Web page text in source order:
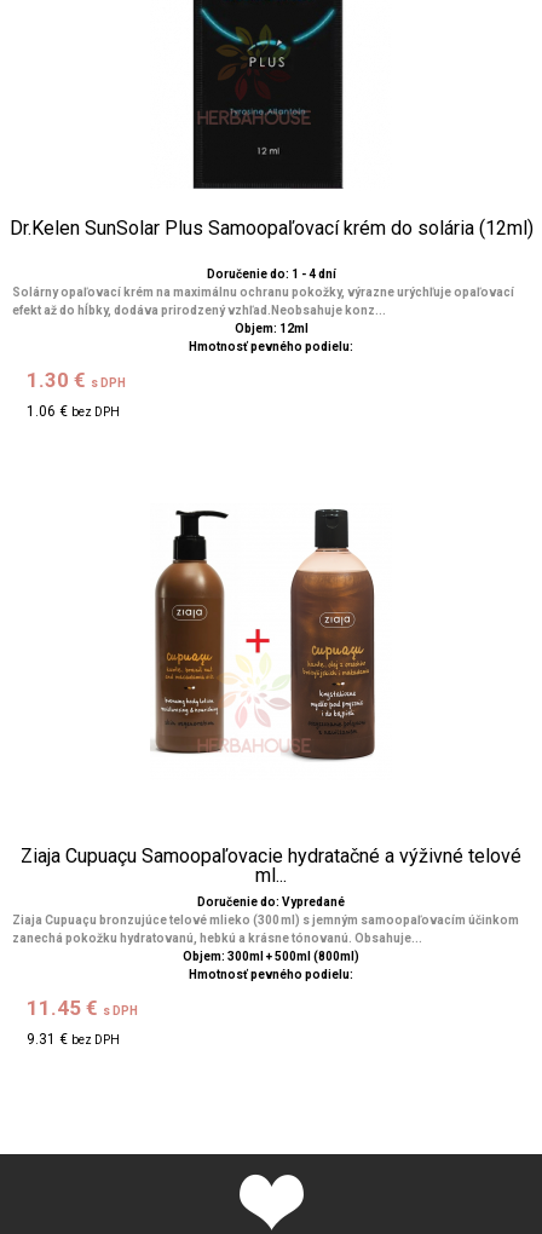
Dr.Kelen SunSolar Plus Samoopaľovací krém do solária (12ml)
Doručenie do: 1 - 4 dní
Solárny opaľovací krém na maximálnu ochranu pokožky, výrazne urýchľuje opaľovací
efekt až do hĺbky, dodáva prirodzený vzhľad.Neobsahuje konz...
Objem: 12ml
Hmotnosť pevného podielu:
1.30 € s DPH
1.06 € bez DPH
Ziaja Cupuaçu Samoopaľovacie hydratačné a výživné telové
ml...
Doručenie do: Vypredané
Ziaja Cupuaçu bronzujúce telové mlieko (300 ml) s jemným samoopaľovacím účinkom
zanechá pokožku hydratovanú, hebkú a krásne tónovanú. Obsahuje...
Objem: 300ml + 500ml (800ml)
Hmotnosť pevného podielu:
11.45 € s DPH
9.31 € bez DPH